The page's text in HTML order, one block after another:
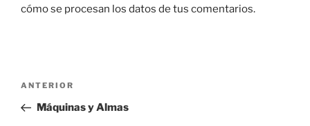
cómo se procesan los datos de tus comentarios.
Navegación
entradas
Entrada
anterior:
ANTERIOR
Máquinas y Almas